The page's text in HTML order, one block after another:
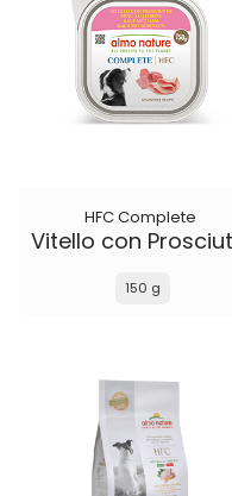
HFC Complete
150 g